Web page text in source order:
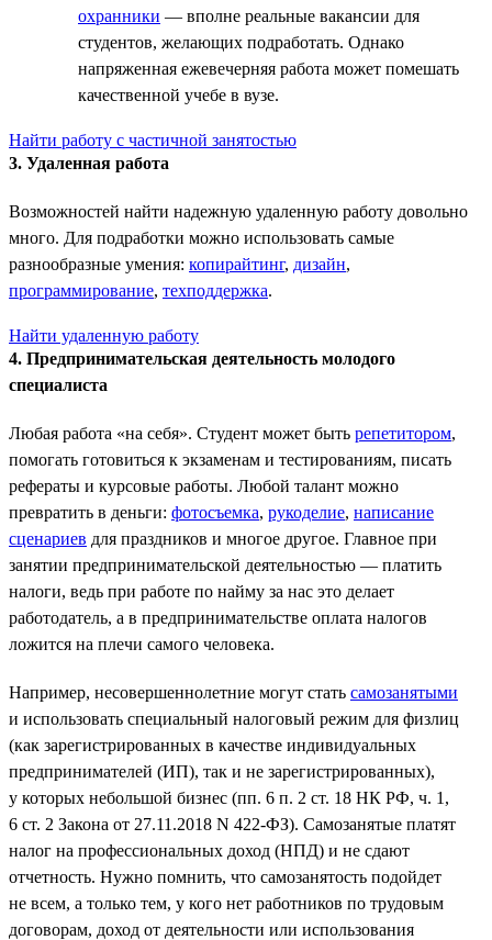
охранники — вполне реальные вакансии для
студентов, желающих подработать. Однако
напряженная ежевечерняя работа может помешать
качественной учебе в вузе.
Найти работу с частичной занятостью
3. Удаленная работа
Возможностей найти надежную удаленную работу довольно
много. Для подработки можно использовать самые
разнообразные умения: копирайтинг, дизайн,
программирование, техподдержка.
Найти удаленную работу
4. Предпринимательская деятельность молодого
специалиста
Любая работа «на себя». Студент может быть репетитором,
помогать готовиться к экзаменам и тестированиям, писать
рефераты и курсовые работы. Любой талант можно
превратить в деньги: фотосъемка, рукоделие, написание
сценариев для праздников и многое другое. Главное при
занятии предпринимательской деятельностью — платить
налоги, ведь при работе по найму за нас это делает
работодатель, а в предпринимательстве оплата налогов
ложится на плечи самого человека.
Например, несовершеннолетние могут стать самозанятыми
и использовать специальный налоговый режим для физлиц
(как зарегистрированных в качестве индивидуальных
предпринимателей (ИП), так и не зарегистрированных),
у которых небольшой бизнес (пп. 6 п. 2 ст. 18 НК РФ, ч. 1,
6 ст. 2 Закона от 27.11.2018 N 422-ФЗ). Самозанятые платят
налог на профессиональных доход (НПД) и не сдают
отчетность. Нужно помнить, что самозанятость подойдет
не всем, а только тем, у кого нет работников по трудовым
договорам, доход от деятельности или использования